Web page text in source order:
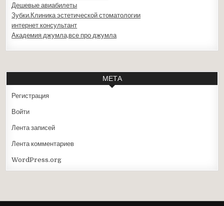
Дешевые авиабилеты
Зубки.Клиника эстетической стоматологии
интернет консультант
Академия джумла,все про джумла
МЕТА
Регистрация
Войти
Лента записей
Лента комментариев
WordPress.org